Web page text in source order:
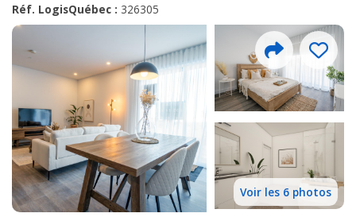
Réf. LogisQuébec : 326305
Voir les 6 photos